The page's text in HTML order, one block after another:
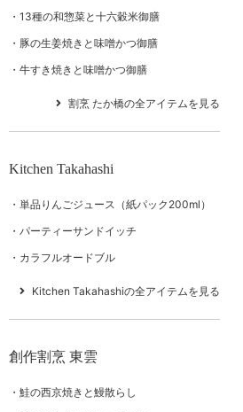
13種の和惣菜と十六穀米御膳
豚の生姜焼きと味噌かつ御膳
牛すき焼きと味噌かつ御膳
割烹 たか橋の全アイテムを見る
Kitchen Takahashi
単品りんごジュース（紙パック200ml）
パーティーサンドイッチ
カラフルオードブル
Kitchen Takahashiの全アイテムを見る
創作割烹 東雲
鮭の西京焼きと鰻散らし